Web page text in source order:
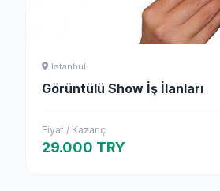
Istanbul
Görüntülü Show İş İlanları
Fiyat / Kazanç
29.000 TRY